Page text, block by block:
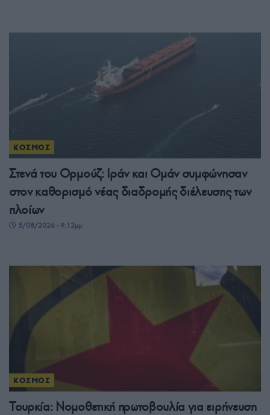
ΚΟΣΜΟΣ
Στενά του Ορμούζ: Ιράν και Ομάν συμφώνησαν
στον καθορισμό νέας διαδρομής διέλευσης των
πλοίων
5/08/2026 - 9:12μμ
ΚΟΣΜΟΣ
Τουρκία: Νομοθετική πρωτοβουλία για ειρήνευση